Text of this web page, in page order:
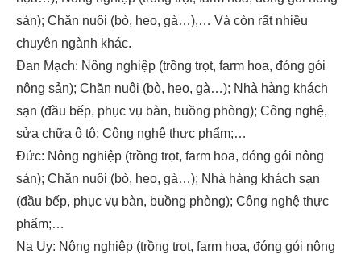
sản); Chăn nuôi (bò, heo, gà…),… Và còn rất nhiều
chuyên ngành khác.
Đan Mạch: Nông nghiệp (trồng trọt, farm hoa, đóng gói
nông sản); Chăn nuôi (bò, heo, gà…); Nhà hàng khách
sạn (đầu bếp, phục vụ bàn, buồng phòng); Công nghệ,
sửa chữa ô tô; Công nghệ thực phẩm;…
Đức: Nông nghiệp (trồng trọt, farm hoa, đóng gói nông
sản); Chăn nuôi (bò, heo, gà…); Nhà hàng khách sạn
(đầu bếp, phục vụ bàn, buồng phòng); Công nghệ thực
phẩm;…
Na Uy: Nông nghiệp (trồng trọt, farm hoa, đóng gói nông